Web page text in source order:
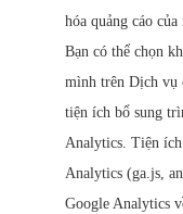
hóa quảng cáo
Bạn có thể chọn
mình trên Dịch vụ
tiện ích bổ sung
Analytics. Tiện ích
Analytics (ga.js,
Google Analytics